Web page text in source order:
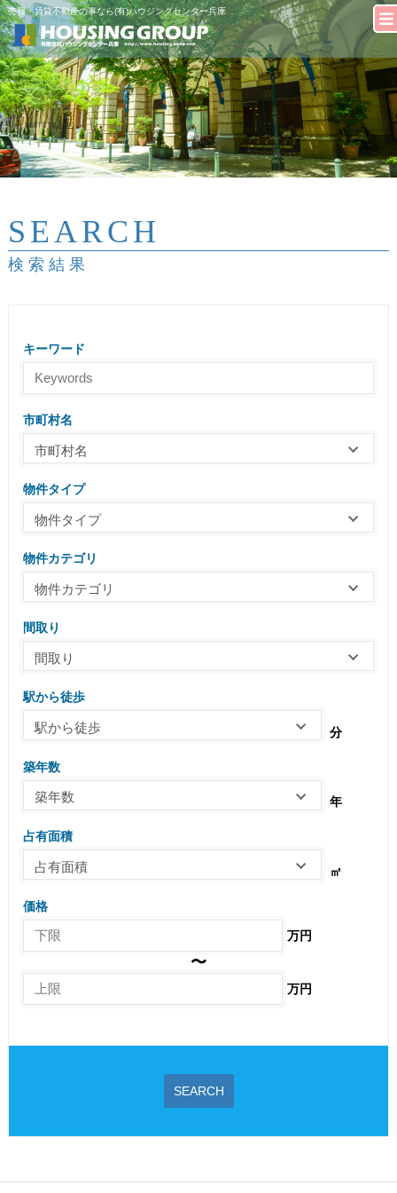
売買・賃貸不動産の事なら(有)ハウジングセンター兵庫
SEARCH
検索結果
キーワード
市町村名
市町村名
物件タイプ
物件タイプ
物件カテゴリ
物件カテゴリ
間取り
間取り
駅から徒歩
駅から徒歩 分
築年数
築年数 年
占有面積
占有面積 ㎡
価格
万円
〜
万円
SEARCH